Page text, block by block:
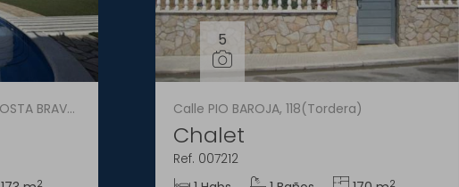
Avenida San Daniel, 0 (4 KM COSTA BRAVA)
2
5
Calle PIO BAROJA, 118(Tordera)
Chalet
Ref. 007212
2